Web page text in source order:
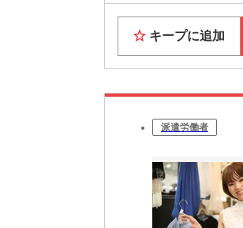
キープに追加
派遣労働者